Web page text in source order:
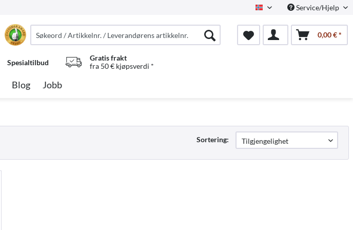
NorwegianService/Hjelp
0,00 € *
Spesialtilbud
Gratis frakt
fra 50 € kjøpsverdi *
Blog Jobb
Sortering: